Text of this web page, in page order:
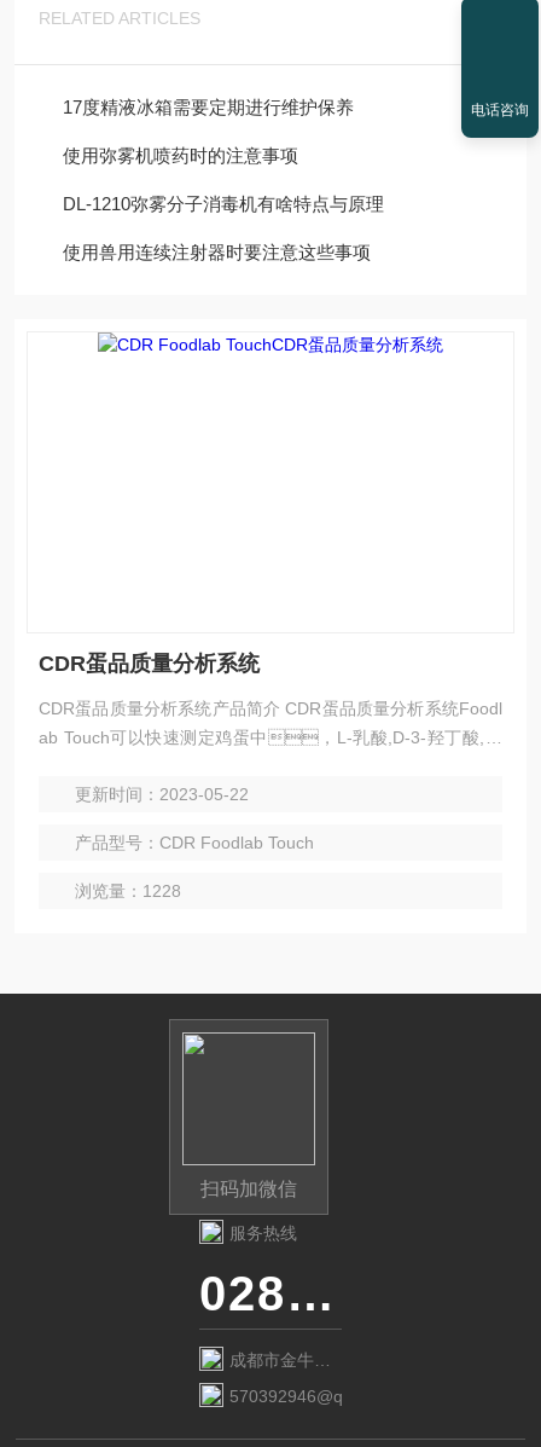
RELATED ARTICLES
17度精液冰箱需要定期进行维护保养
使用弥雾机喷药时的注意事项
DL-1210弥雾分子消毒机有啥特点与原理
使用兽用连续注射器时要注意这些事项
CDR蛋品质量分析系统
CDR蛋品质量分析系统产品简介 CDR蛋品质量分析系统Foodl
ab Touch可以快速测定鸡蛋中，L-乳酸,D-3-羟丁酸,颜
操作人员影响，操作人员无需经过专业培训，分
程序。
更新时间：2023-05-22
产品型号：CDR Foodlab Touch
浏览量：1228
扫码加微信
服务热线
028-87741718
成都市金牛区
金府路799号1
570392946@qq.com
电话咨询